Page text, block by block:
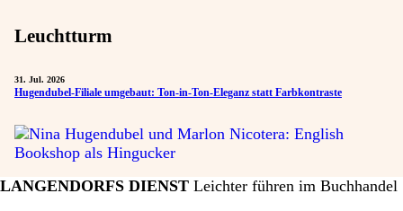
Leuchtturm
31. Jul. 2026
Hugendubel-Filiale umgebaut: Ton-in-Ton-Eleganz statt Farbkontraste
LANGENDORFS DIENST Leichter führen im Buchhandel